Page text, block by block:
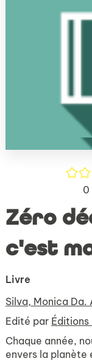
/5
0
Zéro
c'est
Livre
Silva, Monica Da.
Edité par Éditions
Chaque année,
envers la planète